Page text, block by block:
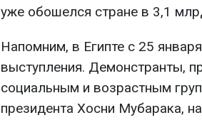
уже обошелся стране в 3,1
Напомним, в Египте с 25
выступления. Демонстранты,
социальным и возрастным
президента Хосни Мубарака,